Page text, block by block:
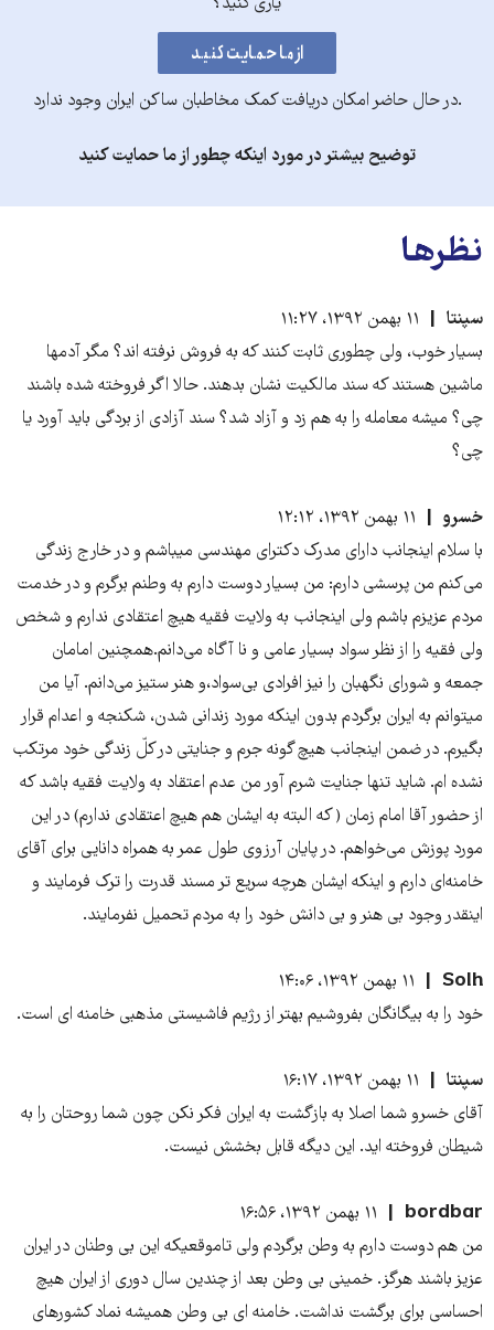
.در حال حاضر امکان دریافت کمک مخاطبان ساکن ایران وجود ندارد
توضیح بیشتر در مورد اینکه چطور از ما حمایت کنید
نظرها
سپنتا
۱۱ بهمن ۱۳۹۲، ۱۱:۲۷
بسیار خوب، ولی چطوری ثابت کنند که به فروش نرفته اند؟ مگر آدمها
ماشین هستند که سند مالکیت نشان بدهند. حالا اگر فروخته شده باشند
چی؟ میشه معامله را به هم زد و آزاد شد؟ سند آزادی از بردگی باید آورد یا
چی؟
خسرو
۱۱ بهمن ۱۳۹۲، ۱۲:۱۲
با سلام اینجانب دارای مدرک دکترای مهندسی‌ میباشم و در خارج زندگی‌
می‌کنم من پرسشی دارم: من بسیار دوست دارم به وطنم برگرم و در خدمت
مردم عزیزم باشم ولی‌ اینجانب به ولایت فقیه هیچ اعتقادی ندارم و شخص
ولی‌ فقیه را از نظر سواد بسیار عامی‌ و نا آگاه می‌دانم.همچنین امامان
جمعه و شورای نگهبان را نیز افرادی بی‌سواد،و هنر ستیز می‌دانم. آیا من
میتوانم به ایران برگردم بدون اینکه مورد زندانی شدن، شکنجه و اعدام قرار
بگیرم. در ضمن اینجانب هیچ گونه جرم و جنایتی در کلّ زندگی‌ خود مرتکب
نشده ام. شاید تنها جنایت شرم آور من عدم اعتقاد به ولایت فقیه باشد که
از حضور آقا امام زمان ( که البته به ایشان هم هیچ اعتقادی ندارم) در این
مورد پوزش می‌خواهم. در پایان آرزوی طول عمر به همراه دانایی برای آقای
خامنه‌ای دارم و اینکه ایشان هرچه سریع تر مسند قدرت را ترک فرمایند و
اینقدر وجود بی‌ هنر و بی‌ دانش خود را به مردم تحمیل نفرمایند.
Solh
۱۱ بهمن ۱۳۹۲، ۱۴:۰۶
خود را به بیگانگان بفروشیم بهتر از رژیم فاشیستی مذهبی خامنه ای است.
سپنتا
۱۱ بهمن ۱۳۹۲، ۱۶:۱۷
آقای خسرو شما اصلا به بازگشت به ایران فکر نکن چون شما روحتان را به
شیطان فروخته اید. این دیگه قابل بخشش نیست.
bordbar
۱۱ بهمن ۱۳۹۲، ۱۶:۵۶
من هم دوست دارم به وطن برگردم ولی تاموقعیکه این بی وطنان در ایران
عزیز باشند هرگز. خمینی بی وطن بعد از چندین سال دوری از ایران هیچ
احساسی برای برگشت نداشت. خامنه ای بی وطن همیشه نماد کشورهای